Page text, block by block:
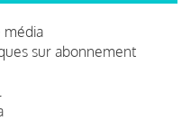
média
sur abonnement